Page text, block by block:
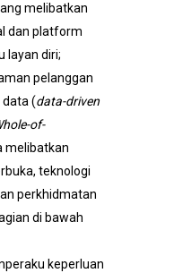
melibatkan
dan platform
layan diri;
pelanggan
(data-driven
of-
teknologi
perkhidmatan
di bawah
keperluan